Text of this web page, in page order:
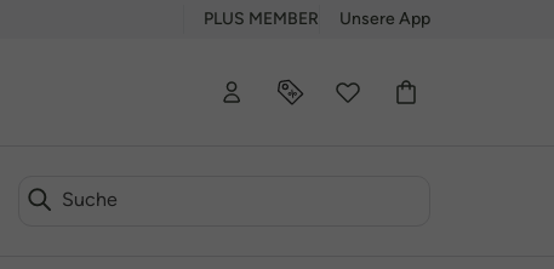
PLUS MEMBER Unsere App